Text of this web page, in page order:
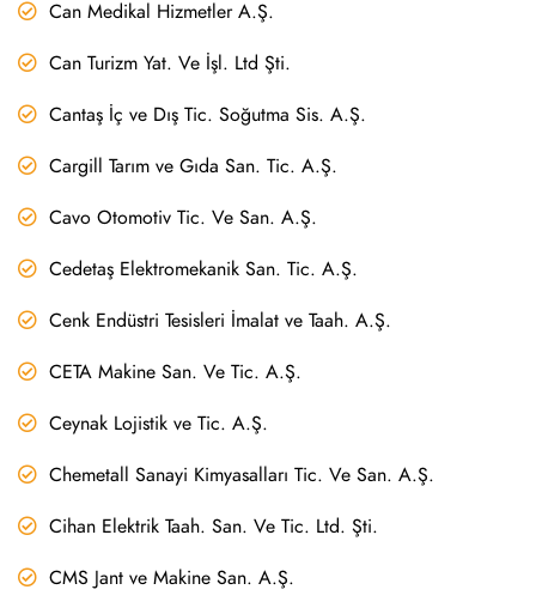
Can Medikal Hizmetler A.Ş.
Can Turizm Yat. Ve İşl. Ltd Şti.
Cantaş İç ve Dış Tic. Soğutma Sis. A.Ş.
Cargill Tarım ve Gıda San. Tic. A.Ş.
Cavo Otomotiv Tic. Ve San. A.Ş.
Cedetaş Elektromekanik San. Tic. A.Ş.
Cenk Endüstri Tesisleri İmalat ve Taah. A.Ş.
CETA Makine San. Ve Tic. A.Ş.
Ceynak Lojistik ve Tic. A.Ş.
Chemetall Sanayi Kimyasalları Tic. Ve San. A.Ş.
Cihan Elektrik Taah. San. Ve Tic. Ltd. Şti.
CMS Jant ve Makine San. A.Ş.